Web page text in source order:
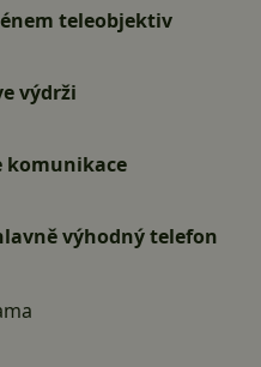
teleobjektiv
výdrži
komunikace
výhodný telefon